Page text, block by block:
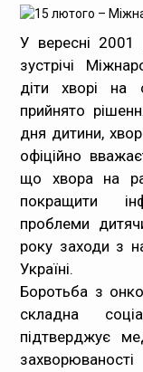
Безбар’єрність
Громадянам
Медпрацівникам
Статистика
Документи
Контакти
Карта сайта
У вересні
зустрічі
діти хворі на
прийнято
дня дитини,
офіційно
що хвора на
покращити
проблеми
року заходи з
Україні.
Боротьба з
складна
підтверджує